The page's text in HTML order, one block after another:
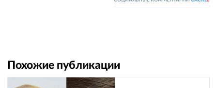
Похожие публикации